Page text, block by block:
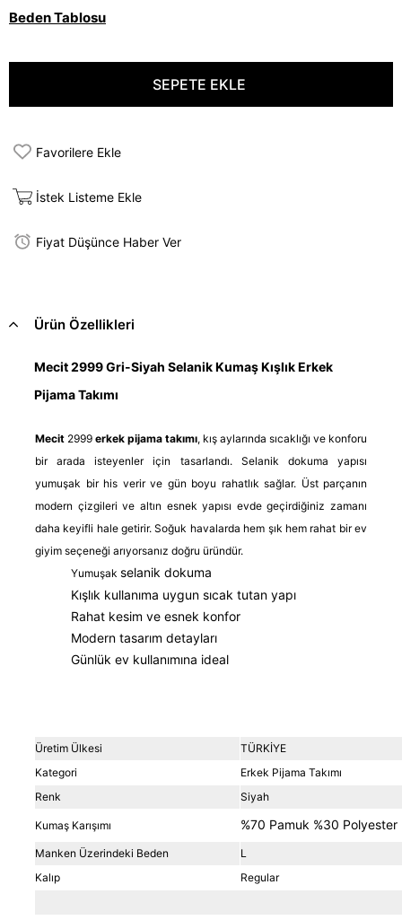
Beden Tablosu
Favorilere Ekle
İstek Listeme Ekle
Fiyat Düşünce Haber Ver
Ürün Özellikleri
Mecit 2999 Gri-Siyah Selanik Kumaş Kışlık Erkek
Pijama Takımı
Mecit 2999 erkek pijama takımı, kış aylarında sıcaklığı ve konforu
bir arada isteyenler için tasarlandı. Selanik dokuma yapısı
yumuşak bir his verir ve gün boyu rahatlık sağlar. Üst parçanın
modern çizgileri ve altın esnek yapısı evde geçirdiğiniz zamanı
daha keyifli hale getirir. Soğuk havalarda hem şık hem rahat bir ev
giyim seçeneği arıyorsanız doğru üründür.
Yumuşak selanik dokuma
Kışlık kullanıma uygun sıcak tutan yapı
Rahat kesim ve esnek konfor
Modern tasarım detayları
Günlük ev kullanımına ideal
Üretim Ülkesi
TÜRKİYE
Kategori
Erkek Pijama Takımı
Renk
Siyah
Kumaş Karışımı %70 Pamuk %30 Polyester
Manken Üzerindeki Beden
L
Kalıp
Regular